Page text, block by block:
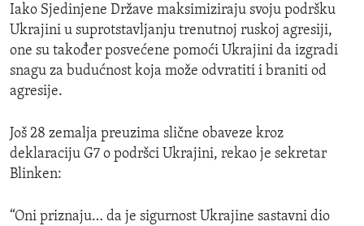
Iako Sjedinjene Države maksimiziraju svoju podršku
Ukrajini u suprotstavljanju trenutnoj ruskoj agresiji,
one su također posvećene pomoći Ukrajini da izgradi
snagu za budućnost koja može odvratiti i braniti od
agresije.
Još 28 zemalja preuzima slične obaveze kroz
deklaraciju G7 o podršci Ukrajini, rekao je sekretar
Blinken:
“Oni priznaju… da je sigurnost Ukrajine sastavni dio